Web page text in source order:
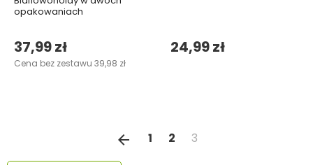
opakowaniach
37,99 zł
Cena bez zestawu 39,98 zł
24,99 zł
arrow_back Poprzedni
1 2 3